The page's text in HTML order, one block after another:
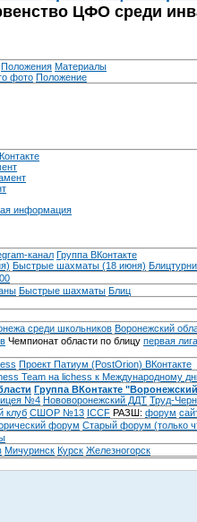
ЦФО среди
Положения Материалы
фото Положение
информация
канал Группа ВКонтакте
Быстрые шахматы (18 июня)
Быстрые шахматы Блиц
среди школьников Воронежский
Чемпионат области по блицу первая лига
Проект Патиум (PostOrion) ВКонтакте
Team на lichess к Международному
Группа ВКонтакте
№4 Нововоронежский ДДТ Труд-
клуб СШОР №13 ICCF РАЗШ: форум
форум Cтарый форум (только
Мичуринск Курск Железногорск